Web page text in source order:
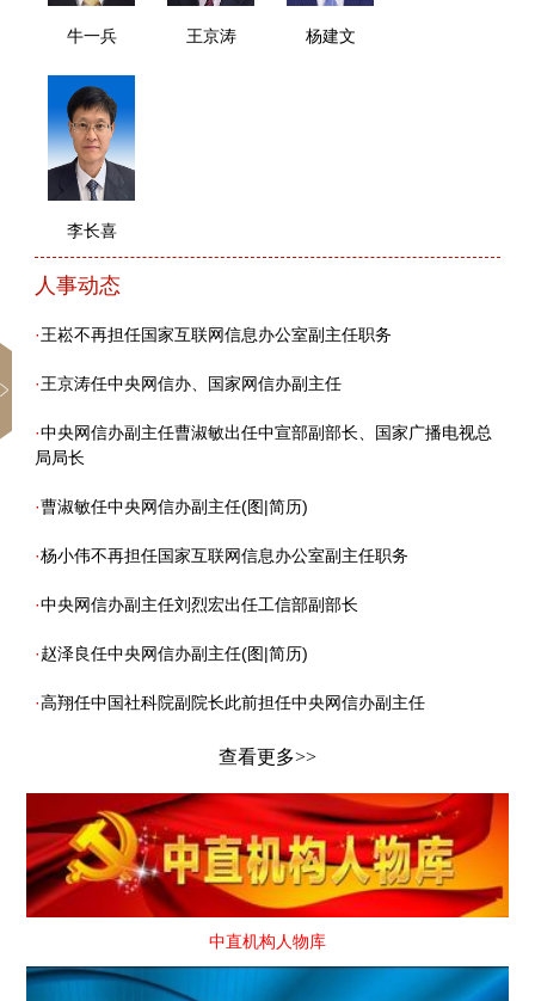
牛一兵 王京涛 杨建文
李长喜
人事动态
·王崧不再担任国家互联网信息办公室副主任职务
·王京涛任中央网信办、国家网信办副主任
·中央网信办副主任曹淑敏出任中宣部副部长、国家广播电视总
局局长
·曹淑敏任中央网信办副主任(图|简历)
·杨小伟不再担任国家互联网信息办公室副主任职务
·中央网信办副主任刘烈宏出任工信部副部长
·赵泽良任中央网信办副主任(图|简历)
·高翔任中国社科院副院长此前担任中央网信办副主任
查看更多>>
中直机构人物库